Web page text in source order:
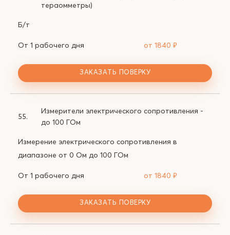
тераомметры)
Б/т
От 1 рабочего дня от 1840 ₽
ЗАКАЗАТЬ ПОВЕРКУ
55.
Измерители электрического сопротивления -
до 100 ГОм
Измерение электрического сопротивления в
диапазоне от 0 Ом до 100 ГОм
От 1 рабочего дня от 1840 ₽
ЗАКАЗАТЬ ПОВЕРКУ